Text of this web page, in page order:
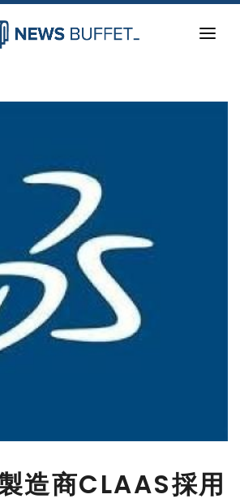
造商CLAAS採用